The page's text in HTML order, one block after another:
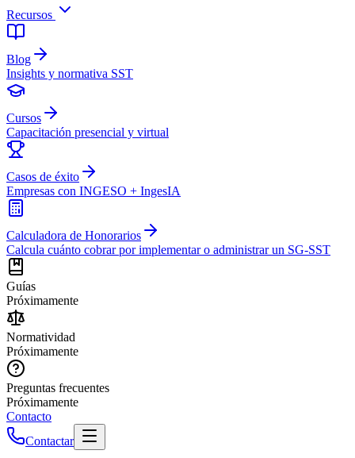
Recursos
Blog
Insights y normativa SST
Cursos
Capacitación presencial y virtual
Casos de éxito
Empresas con INGESO + IngesIA
Calculadora de Honorarios
Calcula cuánto cobrar por implementar o administrar un SG-SST
Guías
Próximamente
Normatividad
Próximamente
Preguntas frecuentes
Próximamente
Contacto
Contactar